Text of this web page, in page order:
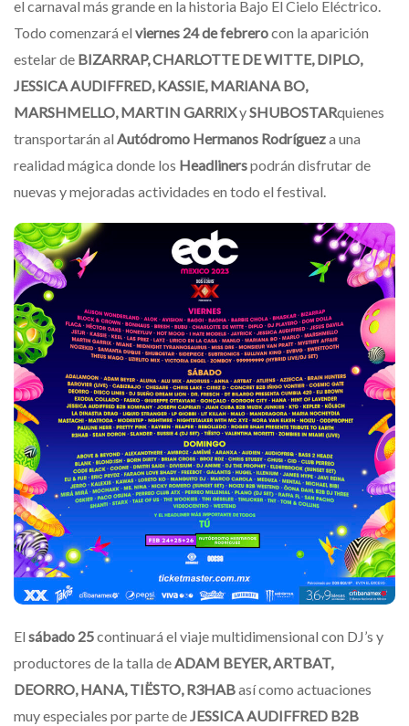
el carnaval más grande en la historia Bajo El Cielo Eléctrico.
Todo comenzará el viernes 24 de febrerocon la aparición
estelar de BIZARRAP, CHARLOTTE DE WITTE, DIPLO,
JESSICA AUDIFFRED, KASSIE, MARIANA BO,
MARSHMELLO, MARTIN GARRIXySHUBOSTARquienes
transportarán al Autódromo Hermanos Rodrígueza una
realidad mágica donde los Headlinerspodrán disfrutar de
nuevas y mejoradas actividades en todo el festival.
El sábado 25continuará el viaje multidimensional con DJ’s y
productores de la talla deADAM BEYER, ARTBAT,
DEORRO, HANA, TIËSTO, R3HABasí como actuaciones
muy especiales por parte deJESSICA AUDIFFRED B2B